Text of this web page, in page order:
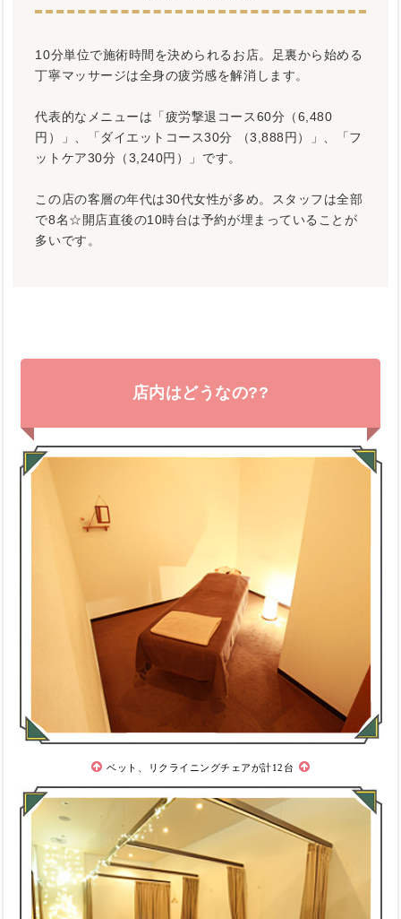
10分単位で施術時間を決められるお店。足裏から始める
丁寧マッサージは全身の疲労感を解消します。
代表的なメニューは「疲労撃退コース60分（6,480
円）」、「ダイエットコース30分 （3,888円）」、「フ
ットケア30分（3,240円）」です。
この店の客層の年代は30代女性が多め。スタッフは全部
で8名☆開店直後の10時台は予約が埋まっていることが
多いです。
店内はどうなの??
ベット、リクライニングチェアが計12台